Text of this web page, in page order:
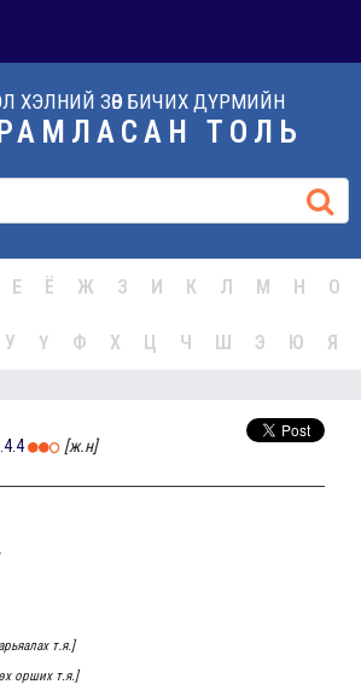
ХЭЛНИЙ ЗӨВ БИЧИХ ДҮРМИЙН
ТОЛЬ
Е Ё Ж З И К Л М Н О
У Ү Ф Х Ц Ч Ш Э Ю Я
I.4.4 [ж.н]
т.я.]
орших т.я.]